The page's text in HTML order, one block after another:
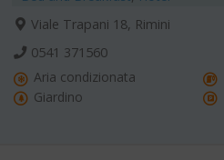
Viale Trapani 18, Rimini
0541 371560
Aria condizionata
Giardino